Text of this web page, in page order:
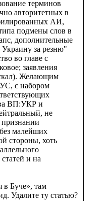
терминов
авторитетных в
АИ,
подмены слов в
дополнительные
за резню"
во главе с
заявления
Желающим
с набором
ВП:УКР и
не
малейших
стороны, хоть
и на
в Буче», там
Удалите ту статью?